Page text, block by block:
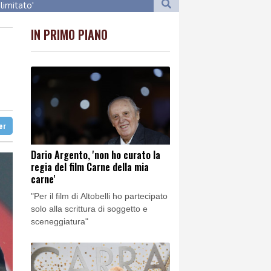
scontri
scontri
IN PRIMO PIANO
Dario Argento, 'non ho curato la
regia del film Carne della mia
carne'
"Per il film di Altobelli ho partecipato
solo alla scrittura di soggetto e
sceneggiatura"